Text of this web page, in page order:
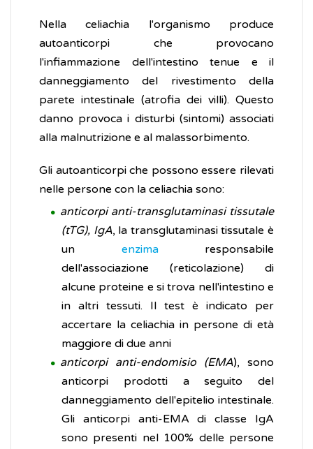
Nella celiachia l'organismo produce
autoanticorpi che provocano
l'infiammazione dell'intestino tenue e il
danneggiamento del rivestimento della
parete intestinale (atrofia dei villi). Questo
danno provoca i disturbi (sintomi) associati
alla malnutrizione e al malassorbimento.
Gli autoanticorpi che possono essere rilevati
nelle persone con la celiachia sono:
anticorpi anti-transglutaminasi tissutale
(tTG), IgA, la transglutaminasi tissutale è
un enzimaresponsabile
dell'associazione (reticolazione) di
alcune proteine ​​e si trova nell'intestino e
in altri tessuti. Il test è indicato per
accertare la celiachia in persone di età
maggiore di due anni
anticorpi anti-endomisio (EMA), sono
anticorpi prodotti a seguito del
danneggiamento dell'epitelio intestinale.
Gli anticorpi anti-EMA di classe IgA
sono presenti nel 100% delle persone